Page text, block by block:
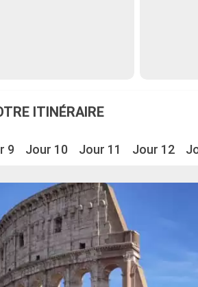
ITINÉRAIRE
9 Jour 10 Jour 11 Jour 12